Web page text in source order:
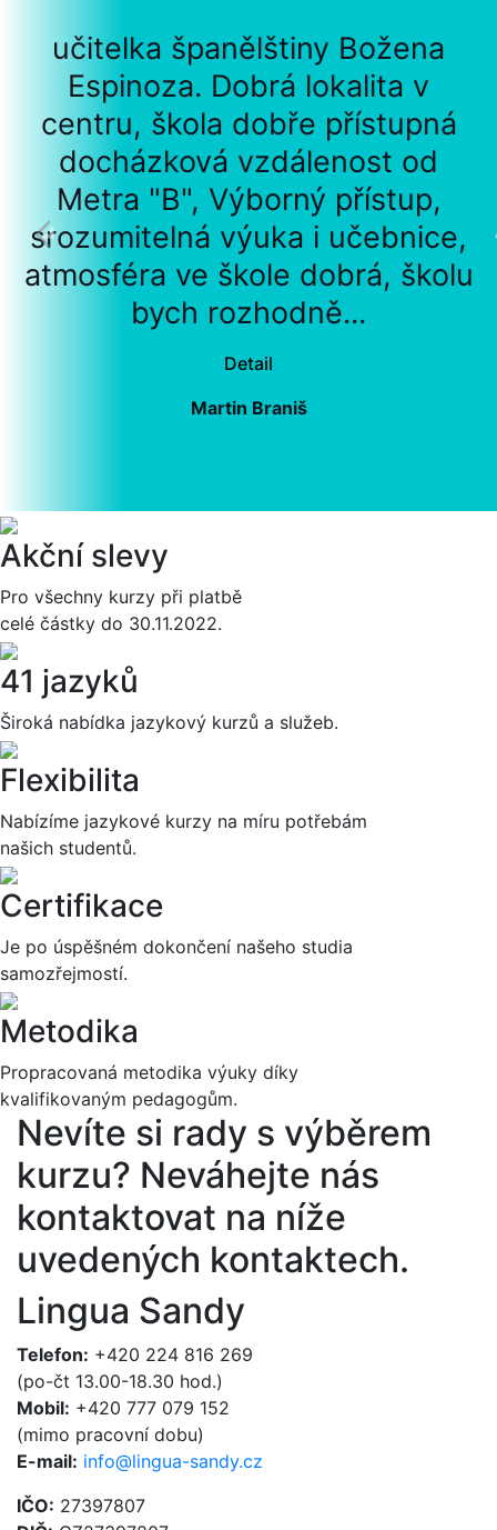
učitelka španělštiny Božena
Espinoza. Dobrá lokalita v
centru, škola dobře přístupná
docházková vzdálenost od
Metra "B", Výborný přístup,
srozumitelná výuka i učebnice,
atmosféra ve škole dobrá, školu
bych rozhodně...
Detail
Martin Braniš
Akční slevy
Pro všechny kurzy při platbě
celé částky do 30.11.2022.
41 jazyků
Široká nabídka jazykový kurzů a služeb.
Flexibilita
Nabízíme jazykové kurzy na míru potřebám
našich studentů.
Certifikace
Je po úspěšném dokončení našeho studia
samozřejmostí.
Metodika
Propracovaná metodika výuky díky
kvalifikovaným pedagogům.
Nevíte si rady s výběrem
kurzu? Neváhejte nás
kontaktovat na níže
uvedených kontaktech.
Lingua Sandy
Telefon: +420 224 816 269
(po-čt 13.00-18.30 hod.)
Mobil: +420 777 079 152
(mimo pracovní dobu)
E-mail: info@lingua-sandy.cz
IČO: 27397807